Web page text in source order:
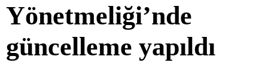
Yönetmeliği’nde
güncelleme yapıldı